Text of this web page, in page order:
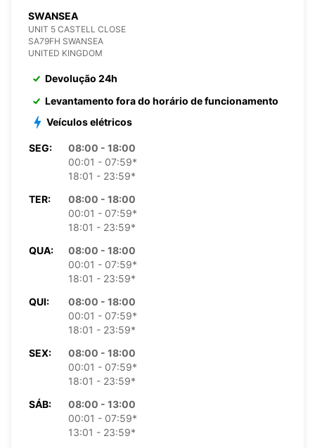
SWANSEA
UNIT 5 CASTELL CLOSE
SA79FH SWANSEA
UNITED KINGDOM
Devolução 24h
Levantamento fora do horário de funcionamento
Veículos elétricos
SEG:
08:00 - 18:00
00:01 - 07:59*
18:01 - 23:59*
TER:
08:00 - 18:00
00:01 - 07:59*
18:01 - 23:59*
QUA:
08:00 - 18:00
00:01 - 07:59*
18:01 - 23:59*
QUI:
08:00 - 18:00
00:01 - 07:59*
18:01 - 23:59*
SEX:
08:00 - 18:00
00:01 - 07:59*
18:01 - 23:59*
SÁB:
08:00 - 13:00
00:01 - 07:59*
13:01 - 23:59*